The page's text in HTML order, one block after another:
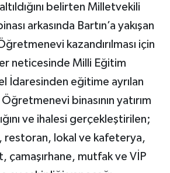
belirten Milletvekili
arkasında Bartın’a yakışan
kazandırılması için
neticesinde Milli Eğitim
İdaresinden eğitime ayrılan
binasının yatırım
ve ihalesi gerçekleştirilen;
restoran, lokal ve kafeterya,
çamaşırhane, mutfak ve VİP